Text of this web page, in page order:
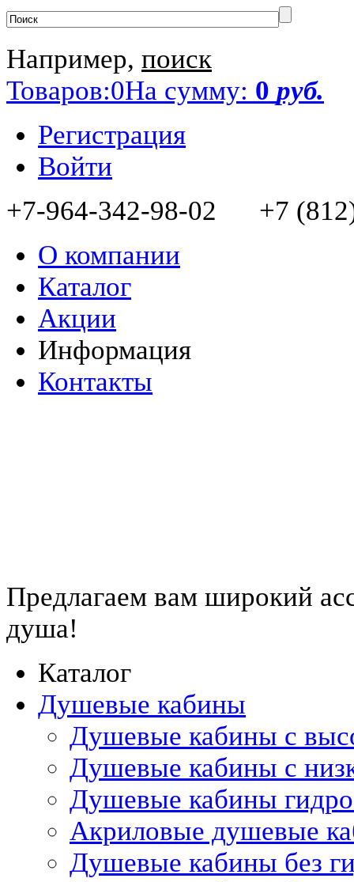
Например, поиск
Товаров:0На сумму: 0 руб.
Регистрация
Войти
+7-964-342-98-02 +7
О компании
Каталог
Акции
Информация
Контакты
Предлагаем вам широкий
душа!
Каталог
Душевые кабины
Душевые кабины с
Душевые кабины с
Душевые кабины
Акриловые душевые
Душевые кабины без